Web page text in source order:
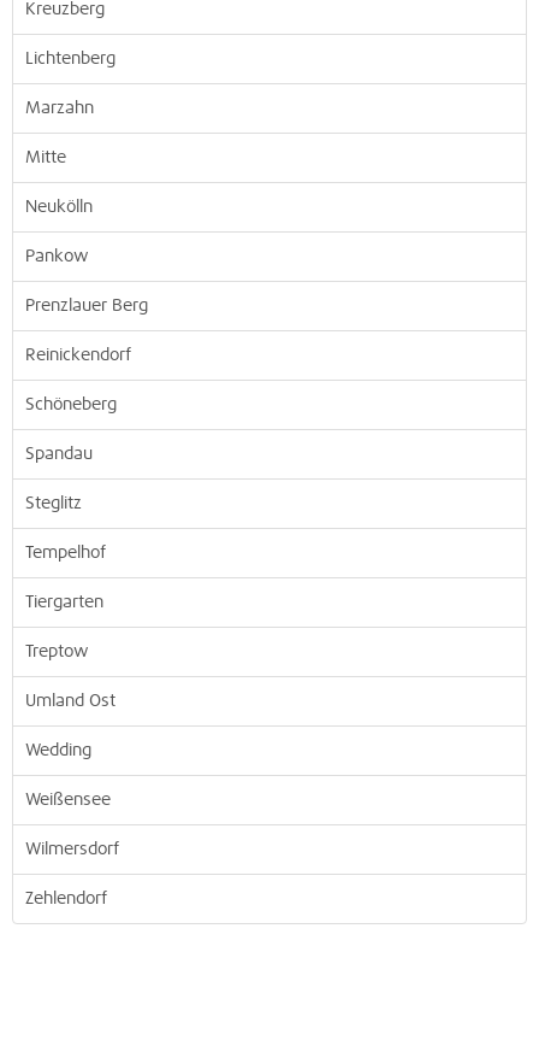
Kreuzberg
Lichtenberg
Marzahn
Mitte
Neukölln
Pankow
Prenzlauer Berg
Reinickendorf
Schöneberg
Spandau
Steglitz
Tempelhof
Tiergarten
Treptow
Umland Ost
Wedding
Weißensee
Wilmersdorf
Zehlendorf